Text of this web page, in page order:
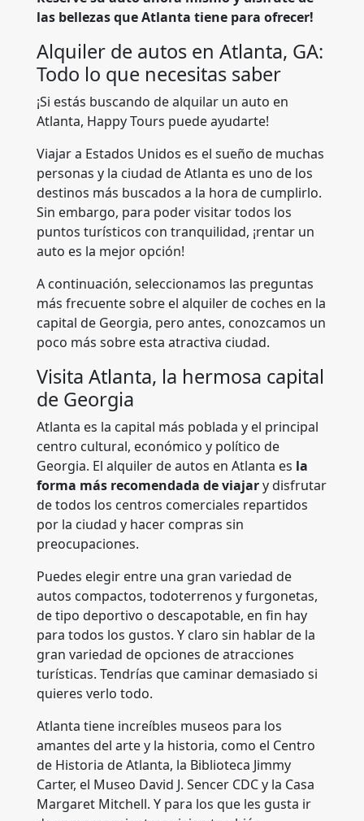
las bellezas que Atlanta tiene para ofrecer!
Alquiler de autos en Atlanta, GA:
Todo lo que necesitas saber
¡Si estás buscando de alquilar un auto en
Atlanta, Happy Tours puede ayudarte!
Viajar a Estados Unidos es el sueño de muchas
personas y la ciudad de Atlanta es uno de los
destinos más buscados a la hora de cumplirlo.
Sin embargo, para poder visitar todos los
puntos turísticos con tranquilidad, ¡rentar un
auto es la mejor opción!
A continuación, seleccionamos las preguntas
más frecuente sobre el alquiler de coches en la
capital de Georgia, pero antes, conozcamos un
poco más sobre esta atractiva ciudad.
Visita Atlanta, la hermosa capital
de Georgia
Atlanta es la capital más poblada y el principal
centro cultural, económico y político de
Georgia. El alquiler de autos en Atlanta es la
forma más recomendada de viajary disfrutar
de todos los centros comerciales repartidos
por la ciudad y hacer compras sin
preocupaciones.
Puedes elegir entre una gran variedad de
autos compactos, todoterrenos y furgonetas,
de tipo deportivo o descapotable, en fin hay
para todos los gustos. Y claro sin hablar de la
gran variedad de opciones de atracciones
turísticas. Tendrías que caminar demasiado si
quieres verlo todo.
Atlanta tiene increíbles museos para los
amantes del arte y la historia, como el Centro
de Historia de Atlanta, la Biblioteca Jimmy
Carter, el Museo David J. Sencer CDC y la Casa
Margaret Mitchell. Y para los que les gusta ir